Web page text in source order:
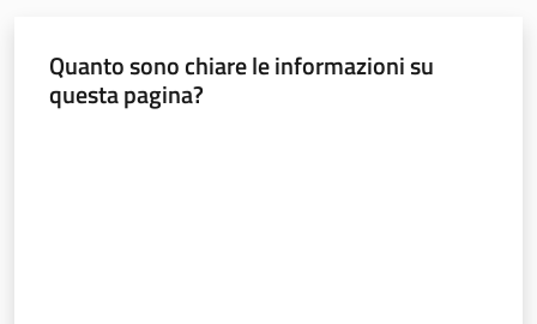
Quanto sono chiare le informazioni su
questa pagina?